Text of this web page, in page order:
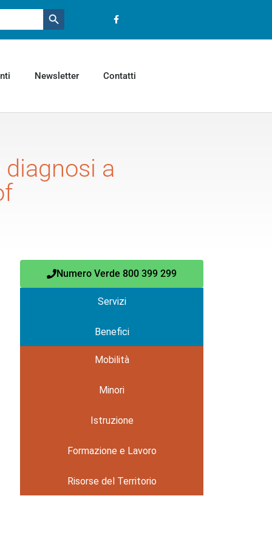
Pulsante ricerca
Newsletter Contatti
a
Numero Verde 800 399 299
Servizi
Benefici
Mobilità
Minori
Istruzione
Formazione e Lavoro
Risorse del Territorio